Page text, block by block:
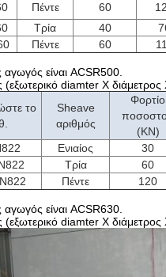
Πέντε 60
Τρία 40
Πέντε 60
είναι ACSR500.
(εξωτερικό diamter Χ
το
Sheave
αριθμός
Φορτίο
(KN)
Ενιαίος 30
Τρία 60
Πέντε 120
είναι ACSR630.
(εξωτερικό diamter Χ